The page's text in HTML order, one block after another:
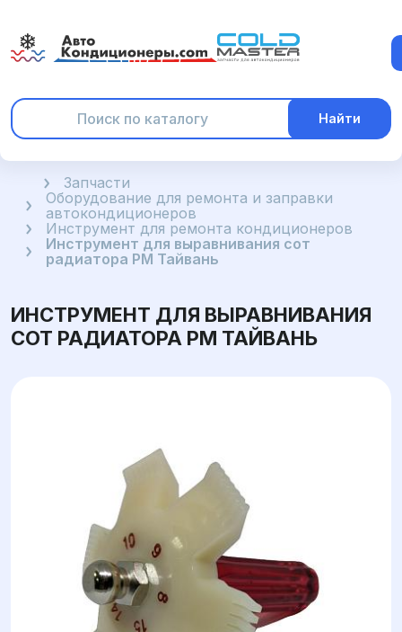
Найти
ГлавнаяЗапчасти
Оборудование для ремонта и заправки
автокондиционеров
Инструмент для ремонта кондиционеров
Инструмент для выравнивания сот
радиатора PM Тайвань
ИНСТРУМЕНТ ДЛЯ ВЫРАВНИВАНИЯ
СОТ РАДИАТОРА PM ТАЙВАНЬ